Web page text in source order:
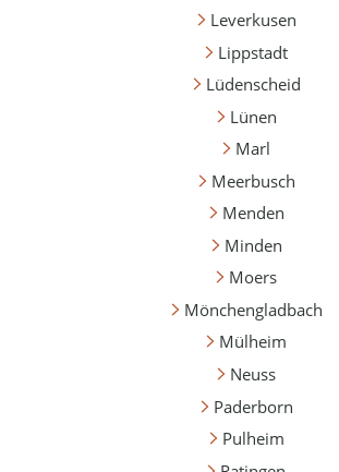
Leverkusen
Lippstadt
Lüdenscheid
Lünen
Marl
Meerbusch
Menden
Minden
Moers
Mönchengladbach
Mülheim
Neuss
Paderborn
Pulheim